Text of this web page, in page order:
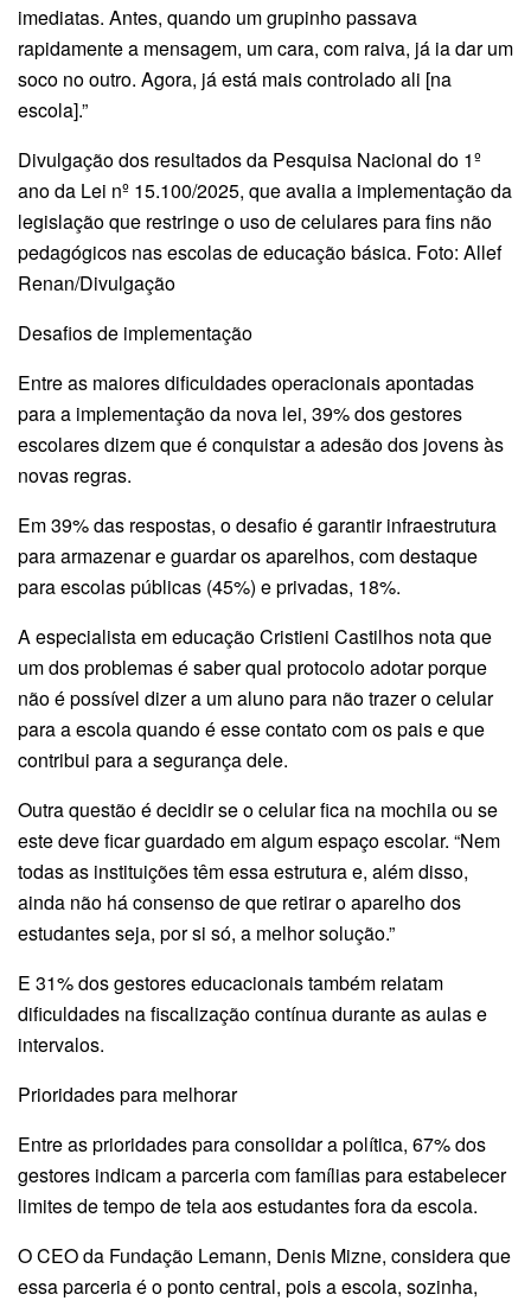
imediatas. Antes, quando um grupinho passava
rapidamente a mensagem, um cara, com raiva, já ia dar um
soco no outro. Agora, já está mais controlado ali [na
escola].”
Divulgação dos resultados da Pesquisa Nacional do 1º
ano da Lei nº 15.100/2025, que avalia a implementação da
legislação que restringe o uso de celulares para fins não
pedagógicos nas escolas de educação básica. Foto: Allef
Renan/Divulgação
Desafios de implementação
Entre as maiores dificuldades operacionais apontadas
para a implementação da nova lei, 39% dos gestores
escolares dizem que é conquistar a adesão dos jovens às
novas regras.
Em 39% das respostas, o desafio é garantir infraestrutura
para armazenar e guardar os aparelhos, com destaque
para escolas públicas (45%) e privadas, 18%.
A especialista em educação Cristieni Castilhos nota que
um dos problemas é saber qual protocolo adotar porque
não é possível dizer a um aluno para não trazer o celular
para a escola quando é esse contato com os pais e que
contribui para a segurança dele.
Outra questão é decidir se o celular fica na mochila ou se
este deve ficar guardado em algum espaço escolar. “Nem
todas as instituições têm essa estrutura e, além disso,
ainda não há consenso de que retirar o aparelho dos
estudantes seja, por si só, a melhor solução.”
E 31% dos gestores educacionais também relatam
dificuldades na fiscalização contínua durante as aulas e
intervalos.
Prioridades para melhorar
Entre as prioridades para consolidar a política, 67% dos
gestores indicam a parceria com famílias para estabelecer
limites de tempo de tela aos estudantes fora da escola.
O CEO da Fundação Lemann, Denis Mizne, considera que
essa parceria é o ponto central, pois a escola, sozinha,